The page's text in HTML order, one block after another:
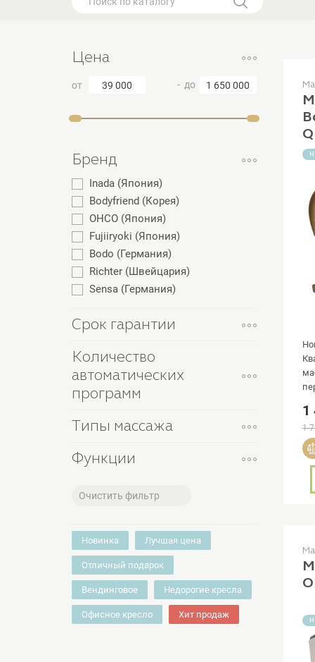
Цена
от - до
Бренд
Inada (Япония)
Bodyfriend (Корея)
OHCO (Япония)
Fujiiryoki (Япония)
Bodo (Германия)
Richter (Швейцария)
Sensa (Германия)
Срок гарантии
Количество
автоматических
программ
Типы массажа
Функции
Очистить фильтр
Новинка Лучшая цена
Отличный подарок
Вендинговое Недорогие кресла
Офисное кресло Хит продаж
1
1